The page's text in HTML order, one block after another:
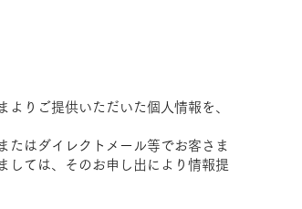
りご提供いただいた個人情報を、
たはダイレクトメール等でお客さま
しては、そのお申し出により情報提